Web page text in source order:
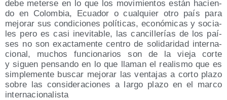
debe meter­se en lo que los movi­mien­tos están hacien­
do en Colom­bia, Ecua­dor o cual­quier otro país para
mejo­rar sus con­di­cio­nes polí­ti­cas, eco­nó­mi­cas y socia­
les pero es casi inevi­ta­ble, las can­ci­lle­rías de los paí­
ses no son exac­ta­men­te cen­tro de soli­da­ri­dad inter­na­
cio­nal, muchos fun­cio­na­rios son de la vie­ja cor­te
y siguen pen­san­do en lo que lla­man el rea­lis­mo que es
sim­ple­men­te bus­car mejo­rar las ven­ta­jas a cor­to pla­zo
sobre las con­si­de­ra­cio­nes a lar­go pla­zo en el mar­co
internacionalista